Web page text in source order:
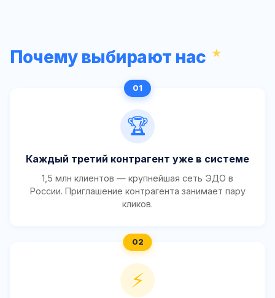
Почему выбирают нас
🏆
Каждый третий контрагент уже в системе
1,5 млн клиентов — крупнейшая сеть ЭДО в
России. Приглашение контрагента занимает пару
кликов.
⚡